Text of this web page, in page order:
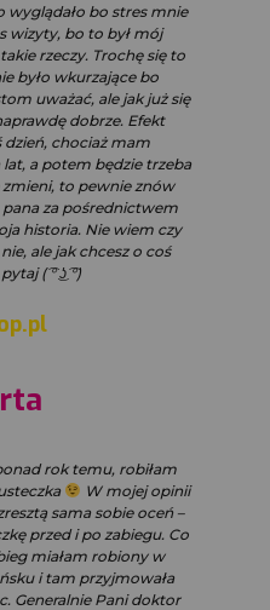
wyglądało bo stres mnie
wizyty, bo to był mój
rzeczy. Trochę się to
było wkurzające bo
uważać, ale jak już się
dobrze. Efekt
dzień, chociaż mam
a potem będzie trzeba
to pewnie znów
za pośrednictwem
historia. Nie wiem czy
ale jak chcesz o coś
( ͡° ͜ʖ ͡°)
rok temu, robiłam
W mojej opinii
sama sobie oceń –
przed i po zabiegu. Co
miałam robiony w
i tam przyjmowała
Generalnie Pani doktor